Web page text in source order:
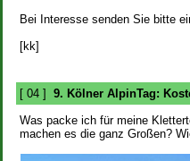
Bei Interesse senden Sie bitte
[kk]
[ 04 ] 9. Kölner AlpinTag:
Was packe ich für meine
machen es die ganz Großen?